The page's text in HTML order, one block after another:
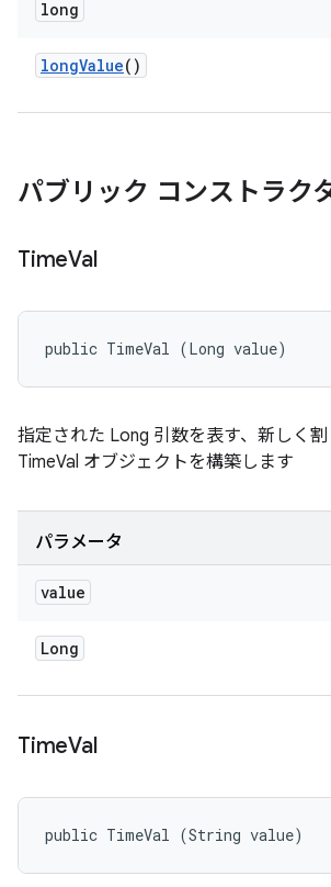
long
longValue()
パブリック コンストラク
TimeVal
public TimeVal (Long value)
指定された Long 引数を表す、新しく
TimeVal オブジェクトを構築します
パラメータ
value
Long
TimeVal
public TimeVal (String value)